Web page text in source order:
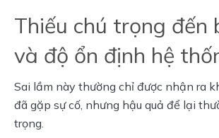
Thiếu chú trọng đến
và độ ổn định hệ
Sai lầm này thường chỉ được nhận ra
đã gặp sự cố, nhưng hậu quả để lại
trọng.